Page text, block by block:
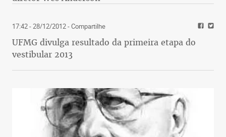
17:42 - 28/12/2012- Compartilhe
UFMG divulga resultado da primeira etapa do
vestibular 2013